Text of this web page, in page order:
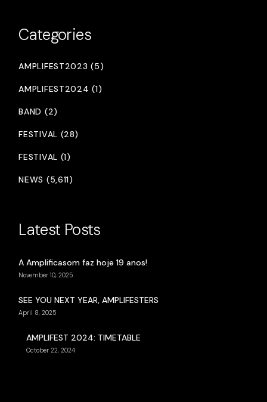
Categories
AMPLIFEST2023 (5)
AMPLIFEST2024 (1)
BAND (2)
FESTIVAL (28)
FESTIVAL (1)
NEWS (5,611)
Latest Posts
A Amplificasom faz hoje 19 anos!
November 10, 2025
SEE YOU NEXT YEAR, AMPLIFESTERS
April 8, 2025
AMPLIFEST 2024: TIMETABLE
October 22, 2024